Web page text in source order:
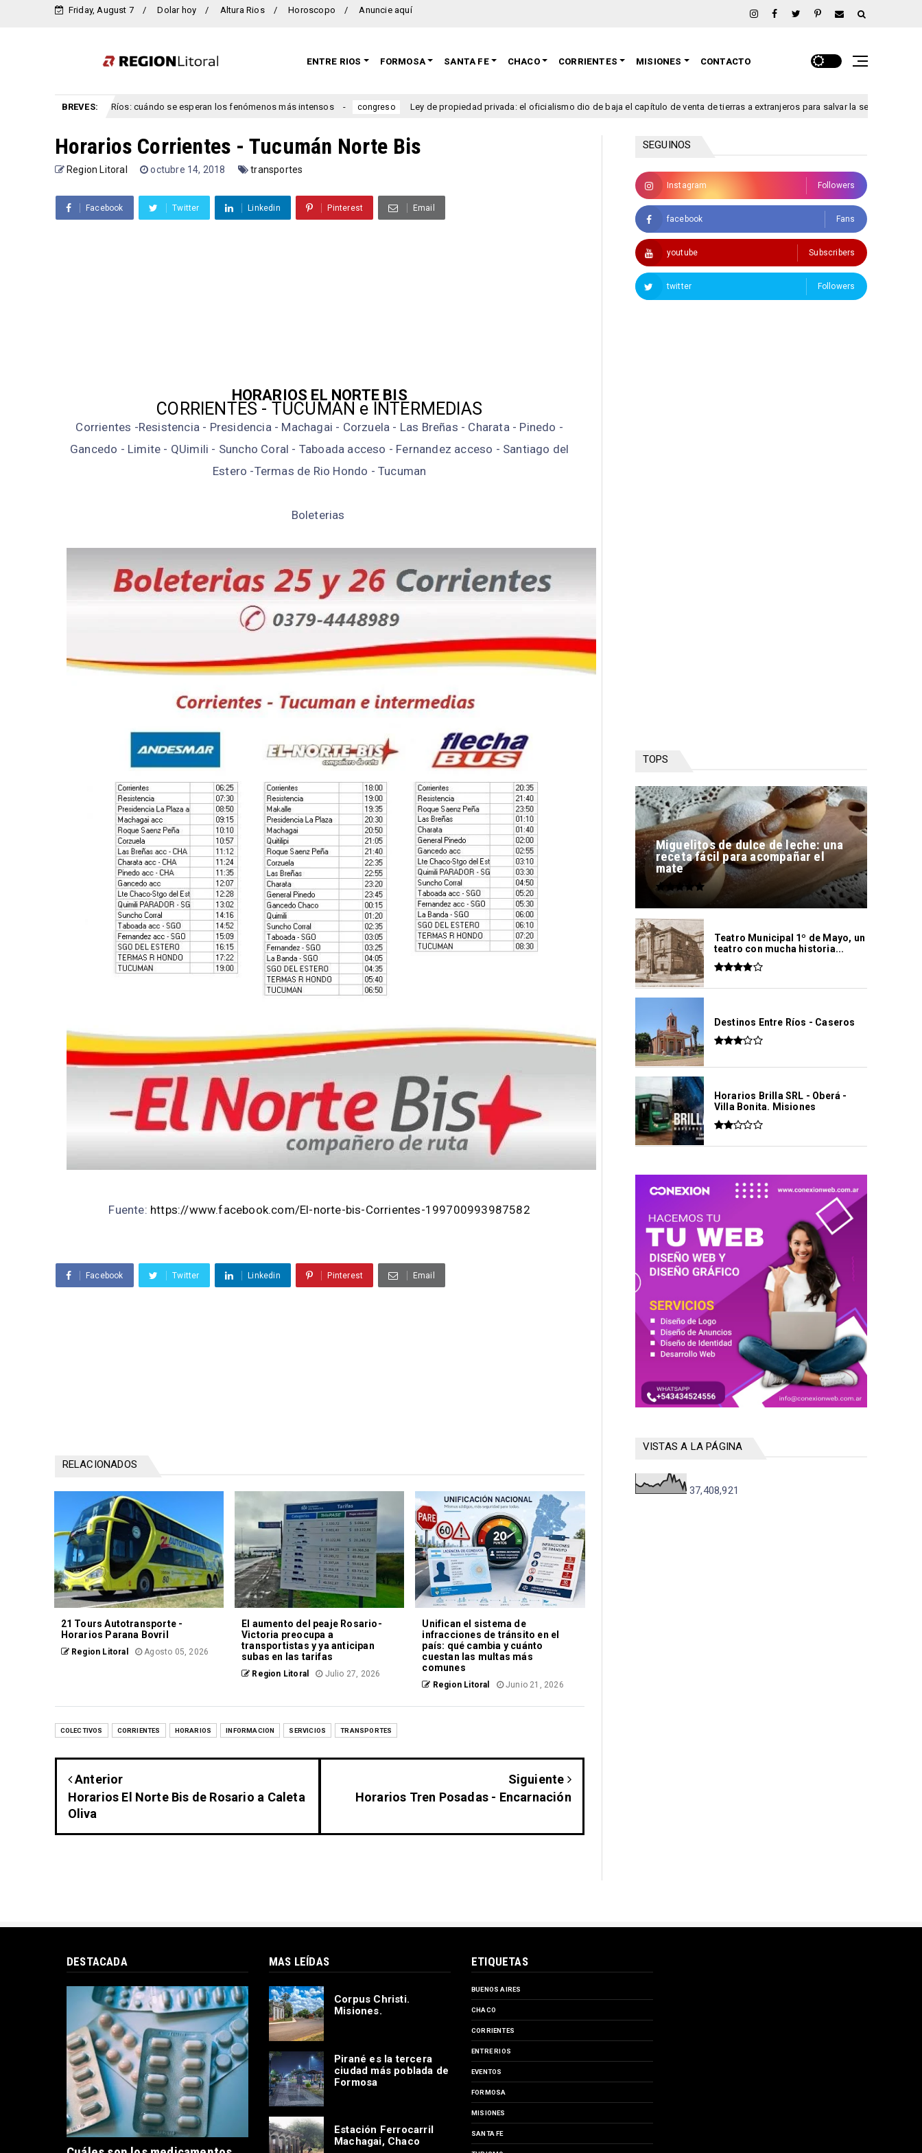
Friday, August 7 Dolar hoy Altura Rios Horoscopo Anuncie aquí
ENTRE RIOS FORMOSA SANTA FE CHACO CORRIENTES MISIONES CONTACTO
BREVES:
viento para Entre Ríos: cuándo se esperan los fenómenos más intensos congreso Ley de propiedad privada: el oficialismo dio de baja el capítulo de venta de tierras a extranjeros para salvar la sesión de este jueves
Horarios Corrientes - Tucumán Norte Bis
Region Litoral octubre 14, 2018 transportes
Facebook Twitter Linkedin Pinterest Email
HORARIOS EL NORTE BIS
CORRIENTES - TUCUMAN e INTERMEDIAS
Corrientes -Resistencia - Presidencia - Machagai - Corzuela - Las Breñas - Charata - Pinedo -
Gancedo - Limite - QUimili - Suncho Coral - Taboada acceso - Fernandez acceso - Santiago del
Estero -Termas de Rio Hondo - Tucuman
Boleterias
Fuente: https://www.facebook.com/El-norte-bis-Corrientes-199700993987582
Facebook Twitter Linkedin Pinterest Email
RELACIONADOS
21 Tours Autotransporte -
Horarios Parana Bovril
Region Litoral Agosto 05, 2026
El aumento del peaje Rosario-
Victoria preocupa a
transportistas y ya anticipan
subas en las tarifas
Region Litoral Julio 27, 2026
Unifican el sistema de
infracciones de tránsito en el
país: qué cambia y cuánto
cuestan las multas más
comunes
Region Litoral Junio 21, 2026
COLECTIVOS CORRIENTES HORARIOS INFORMACION SERVICIOS TRANSPORTES
Anterior
Horarios El Norte Bis de Rosario a Caleta
Oliva
Siguiente
Horarios Tren Posadas - Encarnación
SEGUINOS
Instagram Followers
facebook Fans
youtube Subscribers
twitter Followers
TOPS
Miguelitos de dulce de leche: una
receta fácil para acompañar el
mate
Teatro Municipal 1º de Mayo, un
teatro con mucha historia...
Destinos Entre Ríos - Caseros
Horarios Brilla SRL - Oberá -
Villa Bonita. Misiones
VISTAS A LA PÁGINA
37,408,921
DESTACADA MAS LEÍDAS
Corpus Christi.
Misiones.
Pirané es la tercera
ciudad más poblada de
Formosa
Estación Ferrocarril
Machagai, Chaco
ETIQUETAS
BUENOS AIRES
CHACO
CORRIENTES
ENTRE RIOS
EVENTOS
FORMOSA
MISIONES
SANTA FE